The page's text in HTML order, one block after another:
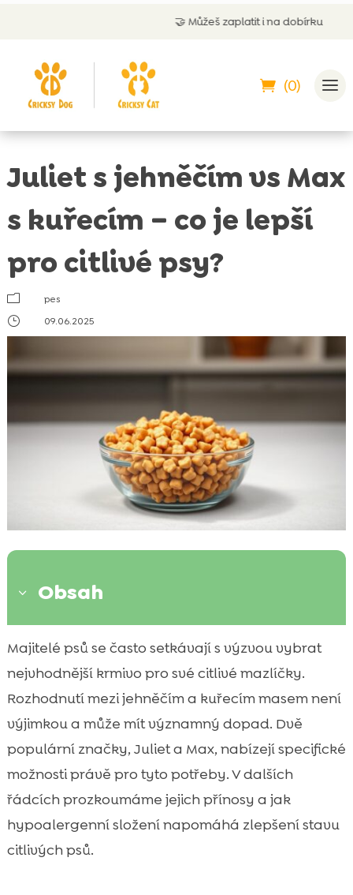
Můžeš zaplatit i na dobírku
(0)
Juliet s jehněčím vs Max
s kuřecím – co je lepší
pro citlivé psy?
m
pes
}
09.06.2025
3 Obsah
 Úvod do problematiky citlivých psů
 Výhody jahněčího masa pro psy
 Výhody kuřecího masa pro psy
 Specifika krmiva Juliet s jehněčím
Specifika krmiva Max s kuřecím
 Juliet vs Max krmivo pro psy

Speciální hypoalergenní krmiva pro citlivé
psy
Význam stravy bez pšenice pro citlivé psy
Mokré krmivo Ely pro citlivé psy
Majitelé psů se často setkávají s výzvou vybrat
nejvhodnější krmivo pro své citlivé mazlíčky.
Rozhodnutí mezi jehněčím a kuřecím masem není
výjimkou a může mít významný dopad. Dvě
populární značky, Juliet a Max, nabízejí specifické
možnosti právě pro tyto potřeby. V dalších
řádcích prozkoumáme jejich přínosy a jak
hypoalergenní složení napomáhá zlepšení stavu
citlivých psů.